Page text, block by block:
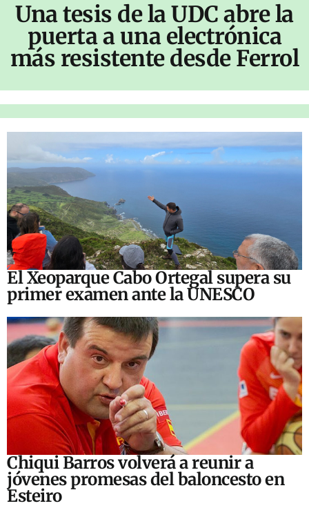
Una tesis de la UDC abre la
puerta a una electrónica
más resistente desde Ferrol
El Xeoparque Cabo Ortegal supera su
primer examen ante la UNESCO
Chiqui Barros volverá a reunir a
jóvenes promesas del baloncesto en
Esteiro